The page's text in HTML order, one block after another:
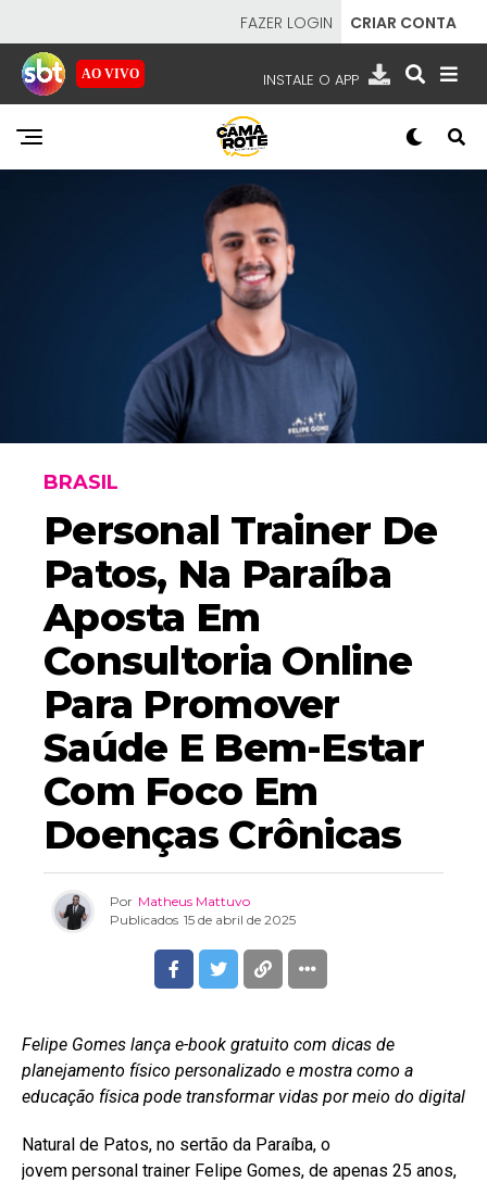
FAZER LOGIN CRIAR CONTA
AO VIVO INSTALE O APP
EMISSORAS
- SISTEMA BRASILEIRO DE TELEVISÃO
BRASIL
Personal Trainer De
Patos, Na Paraíba
Aposta Em
Consultoria Online
Para Promover
Saúde E Bem-Estar
Com Foco Em
Doenças Crônicas
Por Matheus Mattuvo
Publicados 15 de abril de 2025
Felipe Gomes lança e-book gratuito com dicas de
planejamento físico personalizado e mostra como a
educação física pode transformar vidas por meio do digital
Natural de Patos, no sertão da Paraíba, o
jovem personal trainer Felipe Gomes, de apenas 25 anos,